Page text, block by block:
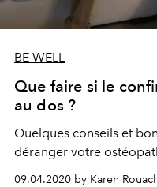
BE WELL
Que faire si le
au dos ?
Quelques conseils et
déranger votre
09.04.2020 by Karen